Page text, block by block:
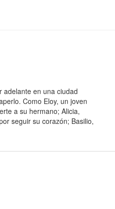
adelante en una ciudad
Como Eloy, un joven
a su hermano; Alicia,
seguir su corazón; Basilio,